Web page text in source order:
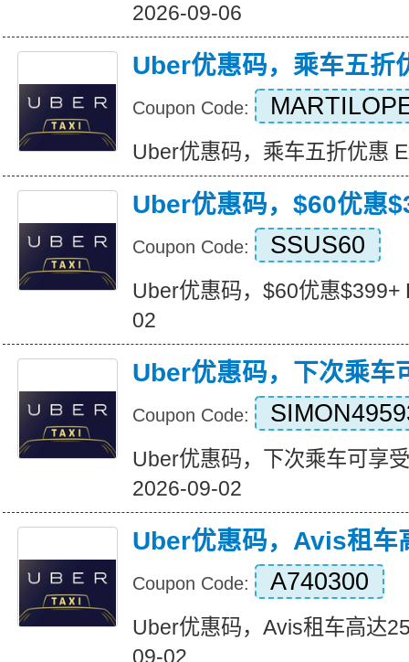
2026-09-06
Uber优惠码，乘车五折
Coupon Code:
Uber优惠码，乘车五折优惠
Uber优惠码，$60优惠
Coupon Code: SSUS60
Uber优惠码，$60优惠
02
Uber优惠码，下次乘车
Coupon Code:
Uber优惠码，下次乘车可享
2026-09-02
Uber优惠码，Avis租车
Coupon Code: A740300
Uber优惠码，Avis租车高达
09-02